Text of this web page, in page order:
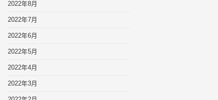
2022年8月
2022年7月
2022年6月
2022年5月
2022年4月
2022年3月